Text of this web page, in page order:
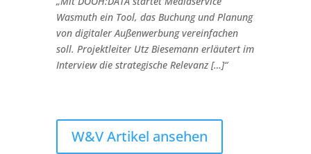
Wasmuth ein Tool, das Buchung und Planung
von digitaler Außenwerbungvereinfachen
soll. Projektleiter Utz Biesemann erläutertim
Interview die strategische Relevanz […]“
W&V Artikel ansehen